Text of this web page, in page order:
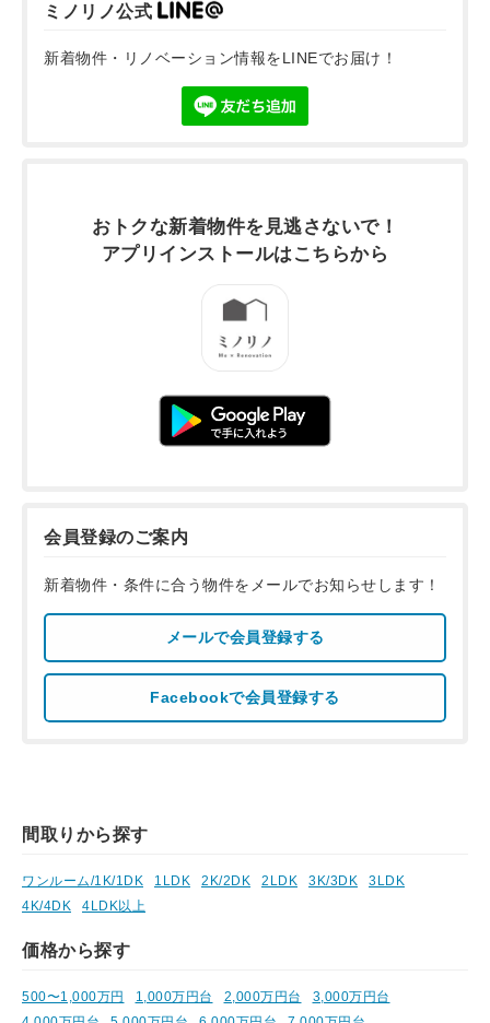
ミノリノ公式
新着物件・リノベーション情報をLINEでお届け！
おトクな新着物件を 見逃さないで！
アプリインストールはこちらから
会員登録のご案内
新着物件・条件に合う物件をメールでお知らせします！
メールで会員登録する
Facebookで会員登録する
間取りから探す
ワンルーム/1K/1DK 1LDK 2K/2DK 2LDK 3K/3DK
3LDK
4K/4DK
4LDK以上
価格から探す
500〜1,000万円 1,000万円台 2,000万円台
3,000万円台